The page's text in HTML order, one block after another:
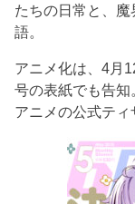
たちの日常と、
語。
アニメ化は、4月
号の表紙でも告知
アニメの公式ティ